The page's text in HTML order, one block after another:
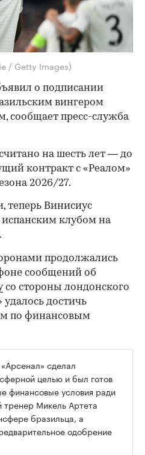
/ Getty Images)
о подписании
вингером
сообщает пресс-служба
на шесть лет — до
контракт с «Реалом»
2026/27.
теперь Винисиус
клубом на
продолжались
сообщений об
со стороны лондонского
удалось достичь
по финансовым
сделал
целью и был готов
финансовые условия ради
тренер Микель Артета
бразильца, а
одобрение